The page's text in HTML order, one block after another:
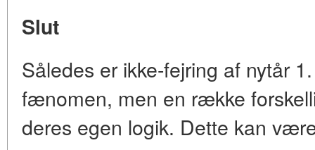
Slut
Således er ikke-fejring af nytår
fænomen, men en række
deres egen logik. Dette kan